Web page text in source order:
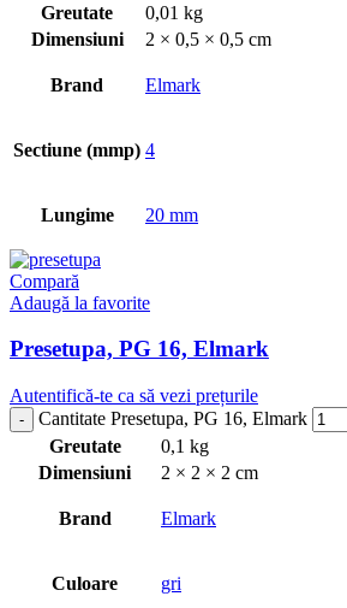
Greutate
0,01 kg
Dimensiuni
2 × 0,5 × 0,5 cm
Brand Elmark
Sectiune (mmp) 4
Lungime 20 mm
Compară
Adaugă la favorite
Presetupa, PG 16, Elmark
Autentifică-te ca să vezi prețurile
Cantitate Presetupa, PG 16, Elmark
Greutate
0,1 kg
Dimensiuni
2 × 2 × 2 cm
Brand Elmark
Culoare gri